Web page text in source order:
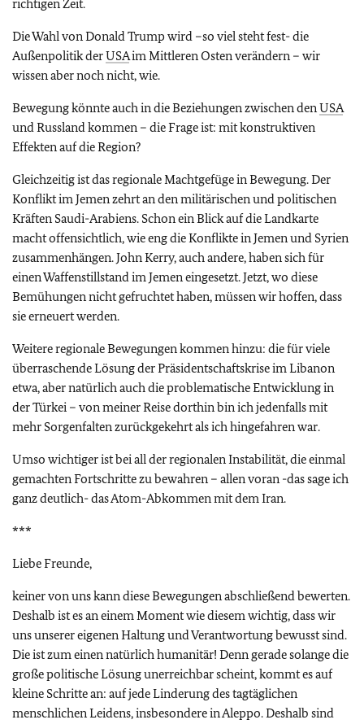
richtigen Zeit.
Die Wahl von Donald Trump wird –so viel steht fest- die
Außenpolitik derUSAim Mittleren Osten verändern – wir
wissen aber noch nicht, wie.
Bewegung könnte auch in die Beziehungen zwischen denUSA
und Russland kommen – die Frage ist: mit konstruktiven
Effekten auf die Region?
Gleichzeitig ist das regionale Machtgefüge in Bewegung. Der
Konflikt im Jemen zehrt an den militärischen und politischen
Kräften Saudi-Arabiens. Schon ein Blick auf die Landkarte
macht offensichtlich, wie eng die Konflikte in Jemen und Syrien
zusammenhängen. John Kerry, auch andere, haben sich für
einen Waffenstillstand im Jemen eingesetzt. Jetzt, wo diese
Bemühungen nicht gefruchtet haben, müssen wir hoffen, dass
sie erneuert werden.
Weitere regionale Bewegungen kommen hinzu: die für viele
überraschende Lösung der Präsidentschaftskrise im Libanon
etwa, aber natürlich auch die problematische Entwicklung in
der Türkei – von meiner Reise dorthin bin ich jedenfalls mit
mehr Sorgenfalten zurückgekehrt als ich hingefahren war.
Umso wichtiger ist bei all der regionalen Instabilität, die einmal
gemachten Fortschritte zu bewahren – allen voran -das sage ich
ganz deutlich- das Atom-Abkommen mit dem Iran.
***
Liebe Freunde,
keiner von uns kann diese Bewegungen abschließend bewerten.
Deshalb ist es an einem Moment wie diesem wichtig, dass wir
uns unserer eigenen Haltung und Verantwortung bewusst sind.
Die ist zum einen natürlich humanitär! Denn gerade solange die
große politische Lösung unerreichbar scheint, kommt es auf
kleine Schritte an: auf jede Linderung des tagtäglichen
menschlichen Leidens, insbesondere in Aleppo. Deshalb sind